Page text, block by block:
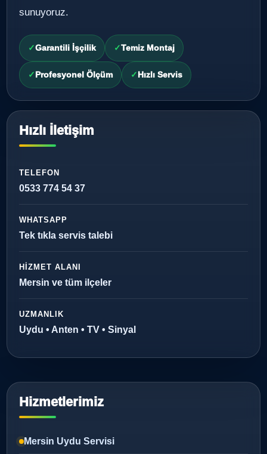
sunuyoruz.
Garantili İşçilik Temiz Montaj
Profesyonel Ölçüm Hızlı Servis
Hızlı İletişim
TELEFON
0533 774 54 37
WHATSAPP
Tek tıkla servis talebi
HIZMET ALANI
Mersin ve tüm ilçeler
UZMANLIK
Uydu • Anten • TV • Sinyal
Hizmetlerimiz
Mersin Uydu Servisi